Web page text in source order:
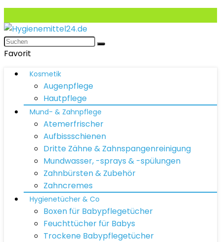
Favorit
Kosmetik
Augenpflege
Hautpflege
Mund- & Zahnpflege
Atemerfrischer
Aufbissschienen
Dritte Zähne & Zahnspangenreinigung
Mundwasser, -sprays & -spülungen
Zahnbürsten & Zubehör
Zahncremes
Hygienetücher & Co
Boxen für Babypflegetücher
Feuchttücher für Babys
Trockene Babypflegetücher